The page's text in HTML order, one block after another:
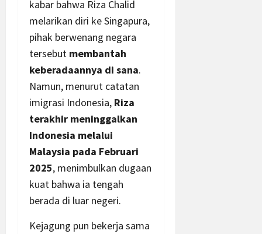
kabar bahwa Riza Chalid
melarikan diri ke Singapura,
pihak berwenang negara
tersebut membantah
keberadaannya di sana.
Namun, menurut catatan
imigrasi Indonesia, Riza
terakhir meninggalkan
Indonesia melalui
Malaysia pada Februari
2025, menimbulkan dugaan
kuat bahwa ia tengah
berada di luar negeri.
Kejagung pun bekerja sama